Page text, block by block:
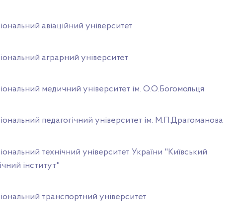
авіаційний університет
аграрний університет
медичний університет ім. О.О.Богомольця
педагогічний університет ім. М.П.Драгоманова
технічний університет України "Київський
інститут"
транспортний університет